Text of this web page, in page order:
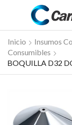
Inicio
Insumos
Consumibles
BOQUILLA D32